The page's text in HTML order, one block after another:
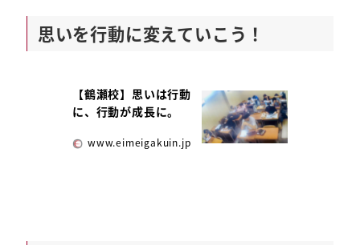
思いを行動に変えていこう！
【鶴瀬校】思いは行動
に、行動が成長に。
www.eimeigakuin.jp